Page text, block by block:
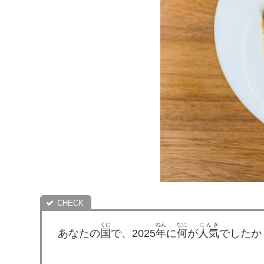
あなたの国
くに
で、2025年
ねん
に何
なに
が 人気
にんき
でしたか